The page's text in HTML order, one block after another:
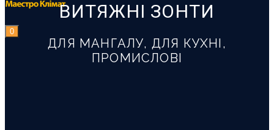
0
ВИТЯЖНІ ЗОНТИ
ДЛЯ МАНГАЛУ, ДЛЯ КУХНІ,
ПРОМИСЛОВІ